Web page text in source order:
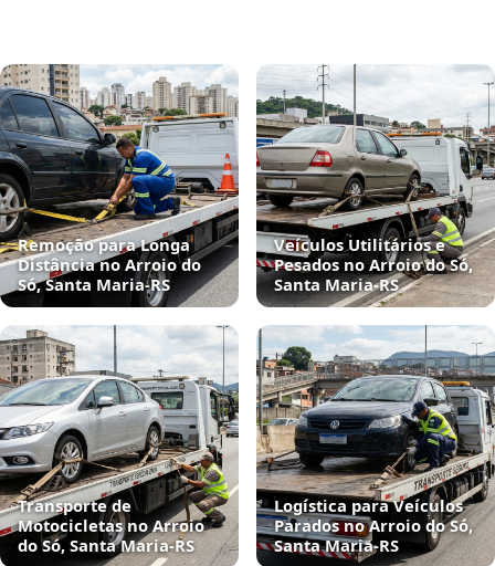
Remoção para Longa
Distância no Arroio do
Só, Santa Maria‑RS
Veículos Utilitários e
Pesados no Arroio do Só,
Santa Maria‑RS
Transporte de
Motocicletas no Arroio
do Só, Santa Maria‑RS
Logística para Veículos
Parados no Arroio do Só,
Santa Maria‑RS